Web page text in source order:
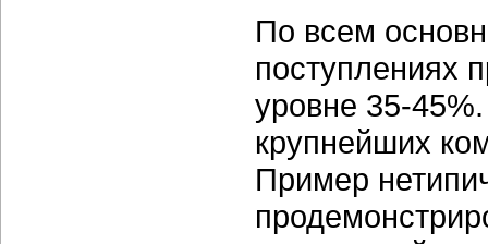
По всем
поступлениях
уровне 35-
крупнейших
Пример